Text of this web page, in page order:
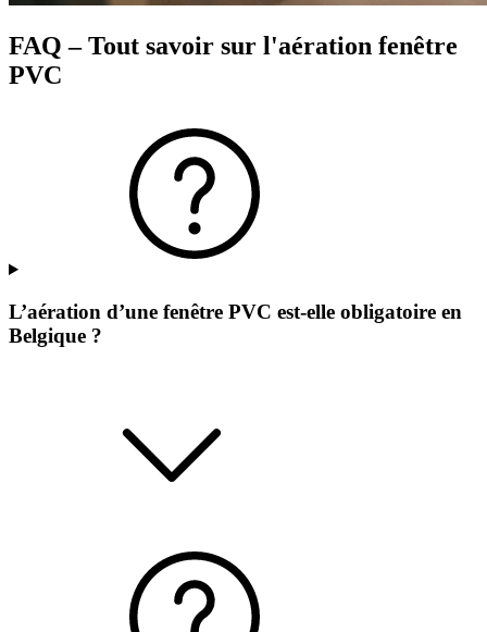
FAQ – Tout savoir sur l'aération fenêtre
PVC
L’aération d’une fenêtre PVC est-elle obligatoire en
Belgique ?